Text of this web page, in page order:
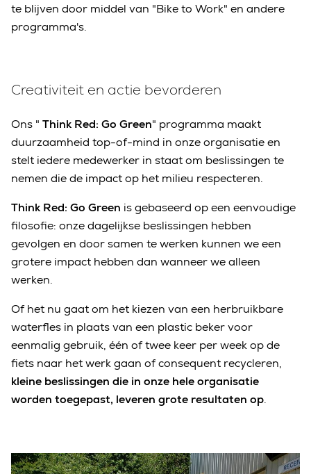
te blijven door middel van "Bike to Work" en andere
programma's.
Creativiteit en actie bevorderen
Ons " Think Red: Go Green" programma maakt
duurzaamheid top-of-mind in onze organisatie en
stelt iedere medewerker in staat om beslissingen te
nemen die de impact op het milieu respecteren.
Think Red: Go Green is gebaseerd op een eenvoudige
filosofie: onze dagelijkse beslissingen hebben
gevolgen en door samen te werken kunnen we een
grotere impact hebben dan wanneer we alleen
werken.
Of het nu gaat om het kiezen van een herbruikbare
waterfles in plaats van een plastic beker voor
eenmalig gebruik, één of twee keer per week op de
fiets naar het werk gaan of consequent recycleren,
kleine beslissingen die in onze hele organisatie
worden toegepast, leveren grote resultaten op.